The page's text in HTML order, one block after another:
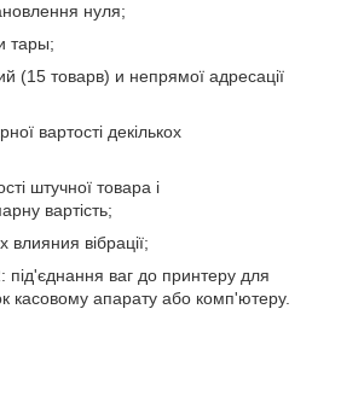
нуля;
тары;
(15 товарв) и непрямої адресації
вартості декількох
штучної товара і
вартість;
влияния вібрації;
під'єднання ваг до принтеру для
касовому апарату або комп'ютеру.